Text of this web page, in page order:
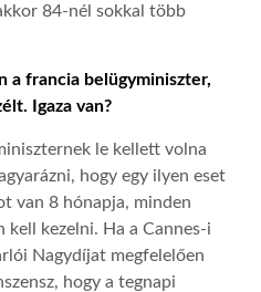
84-nél sokkal több
a francia belügyminiszter,
Igaza van?
le kellett volna
hogy egy ilyen eset
van 8 hónapja, minden
kezelni. Ha a Cannes-i
Nagydíjat megfelelően
hogy a tegnapi